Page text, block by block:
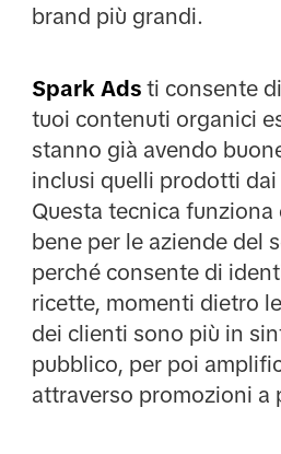
brand più grandi.
Spark Adsti consente
tuoi contenuti organici
stanno già avendo
inclusi quelli prodotti dai
Questa tecnica
bene per le aziende del
perché consente di
ricette, momenti dietro
dei clienti sono più in
pubblico, per poi
attraverso promozioni a